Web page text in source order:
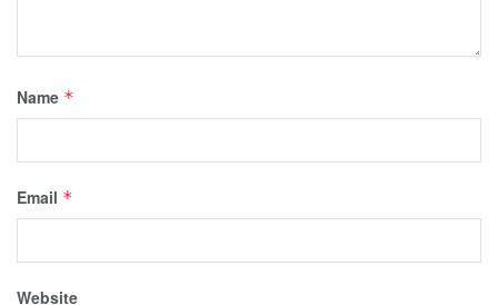
Name *
Email *
Website